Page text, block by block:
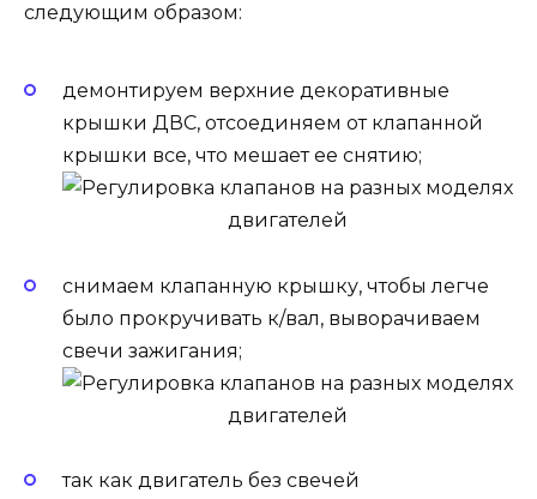
следующим образом:
демонтируем верхние декоративные
крышки ДВС, отсоединяем от клапанной
крышки все, что мешает ее снятию;
снимаем клапанную крышку, чтобы легче
было прокручивать к/вал, выворачиваем
свечи зажигания;
так как двигатель без свечей